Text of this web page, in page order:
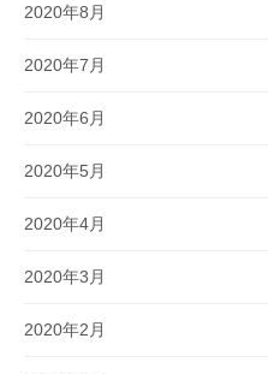
2020年8月
2020年7月
2020年6月
2020年5月
2020年4月
2020年3月
2020年2月